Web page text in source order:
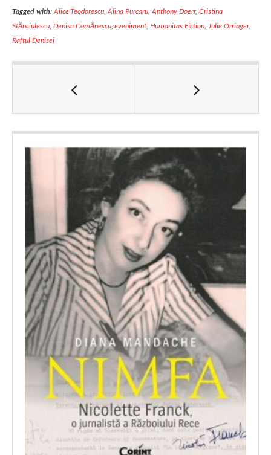
Tagged with:Alice Teodorescu,Alina Purcaru,Anthony Doerr, Cristina
Stănciulescu, Denisa Comănescu,eveniment,Humanitas Fiction, Julie Orringer,
Raftul Denisei